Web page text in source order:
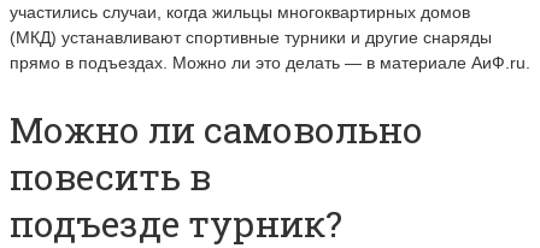
участились случаи, когда жильцы многоквартирных домов
(МКД) устанавливают спортивные турники и другие снаряды
прямо в подъездах. Можно ли это делать — в материале АиФ.ru.
Можно ли самовольно
повесить в
подъезде турник?